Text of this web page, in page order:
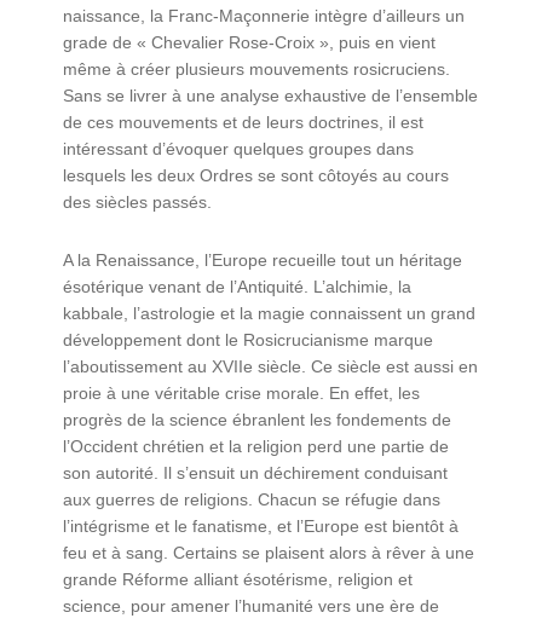
naissance, la Franc-Maçonnerie intègre d’ailleurs un
grade de « Chevalier Rose-Croix », puis en vient
même à créer plusieurs mouvements rosicruciens.
Sans se livrer à une analyse exhaustive de l’ensemble
de ces mouvements et de leurs doctrines, il est
intéressant d’évoquer quelques groupes dans
lesquels les deux Ordres se sont côtoyés au cours
des siècles passés.
A la Renaissance, l’Europe recueille tout un héritage
ésotérique venant de l’Antiquité. L’alchimie, la
kabbale, l’astrologie et la magie connaissent un grand
développement dont le Rosicrucianisme marque
l’aboutissement au XVIIe siècle. Ce siècle est aussi en
proie à une véritable crise morale. En effet, les
progrès de la science ébranlent les fondements de
l’Occident chrétien et la religion perd une partie de
son autorité. Il s’ensuit un déchirement conduisant
aux guerres de religions. Chacun se réfugie dans
l’intégrisme et le fanatisme, et l’Europe est bientôt à
feu et à sang. Certains se plaisent alors à rêver à une
grande Réforme alliant ésotérisme, religion et
science, pour amener l’humanité vers une ère de